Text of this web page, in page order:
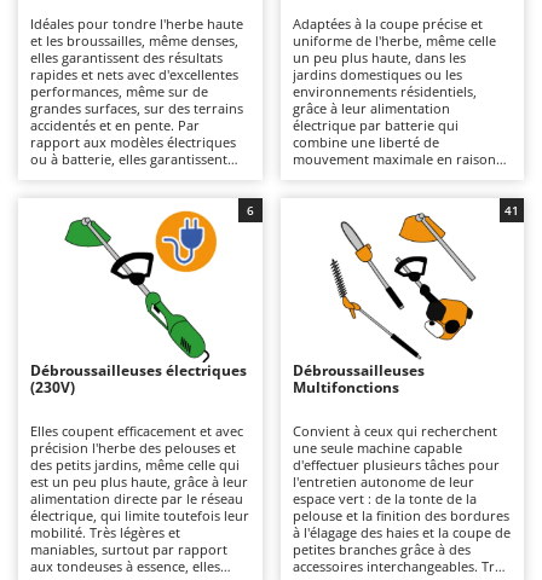
Atomiseurs pour traitements
Autolaveuses
Autres produits
B
Balayeuses
Bancs de scie pour le bois - Scies à bûches
Barbecues
Bennes pour tracteur
Brosses pour sols extérieurs
Brouettes à moteur
Broyeurs à axe horizontal pour tracteur
Butteurs pour tracteur
C
Chargeurs de batterie - Démarreurs
Charrues pour tracteur
Ama
Ambrogio Robot
Annovi Reverberi
ANTHBOT
Archman
Ardes
Attila
Ausonia
Awelco
B
Baesso
Bahco
Idéales pour tondre l'herbe haute
et les broussailles, même denses,
elles garantissent des résultats
rapides et nets avec d'excellentes
performances, même sur de
grandes surfaces, sur des terrains
accidentés et en pente. Par
rapport aux modèles électriques
ou à batterie, elles garantissent
s'adaptant mieux aux travaux plus
intensifs, mais elles sont plus
lourdes. Des modèles de
différentes cylindrées sont
disponibles, des plus petits,
adaptés aux travaux de bricolage
qui nécessitent peu de puissance,
aux plus grands, pour les travaux
professionnels, même lourds. Il
est important d'effectuer un
entretien périodique du moteur à
combustion, comme le contrôle
l'huile moteur dans les modèles à
4 temps.
Adaptées à la coupe précise et
uniforme de l'herbe, même celle
un peu plus haute, dans les
jardins domestiques ou les
environnements résidentiels,
grâce à leur alimentation
électrique par batterie qui
combine une liberté de
mouvement maximale en raison
un fonctionnement silencieux et
une utilisation pratique. Lorsque
les batteries au lithium sont
déchargées, elles peuvent être
rapidement remplacées par
d'autres chargées, ce qui prolonge
leur autonomie. L'entretien se
limite au maintien de la charge des
batteries pendant les périodes
d'inutilisation et au nettoyage ou
au remplacement périodique du fil
ou des lames.
Débroussailleuses électriques
(230V)
Elles coupent efficacement et avec
précision l'herbe des pelouses et
des petits jardins, même celle qui
est un peu plus haute, grâce à leur
alimentation directe par le réseau
électrique, qui limite toutefois leur
mobilité. Très légères et
maniables, surtout par rapport
aux tondeuses à essence, elles
6
Débroussailleuses
Multifonctions
Convient à ceux qui recherchent
une seule machine capable
d'effectuer plusieurs tâches pour
l'entretien autonome de leur
espace vert : de la tonte de la
pelouse et la finition des bordures
à l'élagage des haies et la coupe de
petites branches grâce à des
accessoires interchangeables. Très
41